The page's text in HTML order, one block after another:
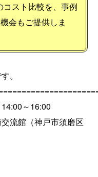
コスト比較を、事例
会もご提供しま
。
14:00～16:00
流館（神戸市須磨区